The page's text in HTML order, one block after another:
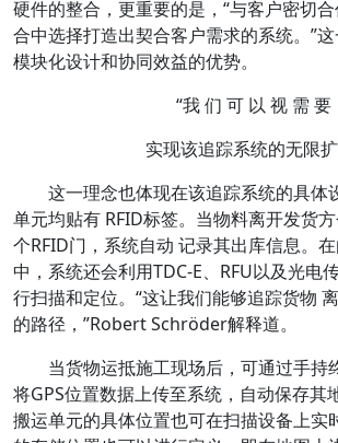
硬件的整合，更重要的是，“与客户密切
合中选择打造出契合客户需求的系统。”
模块化设计和协同效益的优势。
“我 们 可 以 视 需 要
实现该追踪系统的无限扩
这一理念也体现在该追踪系统的具体
单元均贴有 RFID标签。当物料离开发货
个RFID门，系统自动 记录其出库信息。
中，系统还会利用TDC-E、RFU以及光电
行扫描和定位。“这让我们能够追踪货物
的路径，”Robert Schröder解释道。
当货物运抵施工现场后，可通过手持
将GPS位置数据上传至系统，自动保存其
搬运单元的具体位置也可在扫描设备上实